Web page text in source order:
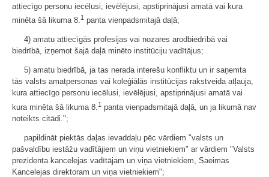
attiecīgo personu iecēlusi, ievēlējusi, apstiprinājusi amatā vai kura
minēta šā likuma 8.1 panta vienpadsmitajā daļā;
4) amatu attiecīgās profesijas vai nozares arodbiedrībā vai
biedrībā, izņemot šajā daļā minēto institūciju vadītājus;
5) amatu biedrībā, ja tas nerada interešu konfliktu un ir saņemta
tās valsts amatpersonas vai koleģiālās institūcijas rakstveida atļauja,
kura attiecīgo personu iecēlusi, ievēlējusi, apstiprinājusi amatā vai
kura minēta šā likuma 8. 1 panta vienpadsmitajā daļā, un ja likumā nav
noteikts citādi.";
papildināt piektās daļas ievaddaļu pēc vārdiem "valsts un
pašvaldību iestāžu vadītājiem un viņu vietniekiem" ar vārdiem "Valsts
prezidenta kancelejas vadītājam un viņa vietniekiem, Saeimas
Kancelejas direktoram un viņa vietniekiem";